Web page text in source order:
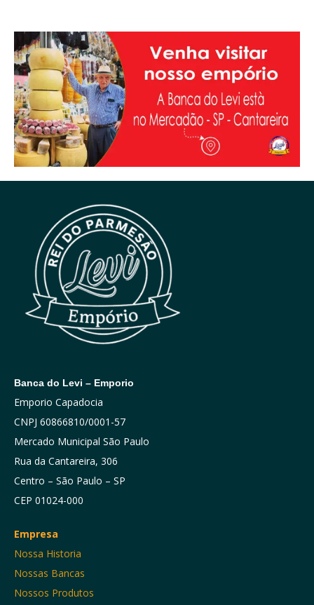
Banca do Levi – Emporio
Emporio Capadocia
CNPJ 60866810/0001-57
Mercado Municipal São Paulo
Rua da Cantareira, 306
Centro – São Paulo – SP
CEP 01024-000
Empresa
Nossa Historia
Nossas Bancas
Nossos Produtos